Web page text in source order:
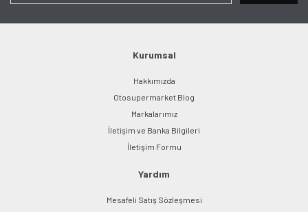
Bu ürüne benzer farklı alternatifler olmalı.
Gönder
Kurumsal
Hakkımızda
Otosupermarket Blog
Markalarımız
İletişim ve Banka Bilgileri
İletişim Formu
Yardım
Mesafeli Satış Sözleşmesi